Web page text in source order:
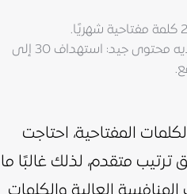
موقع يعمل منذ عدة سنوات ولديه محتوى جيد: استهداف 30 إلى
المفتاحية، احتاجت
متقدم، لذلك غالبًا ما